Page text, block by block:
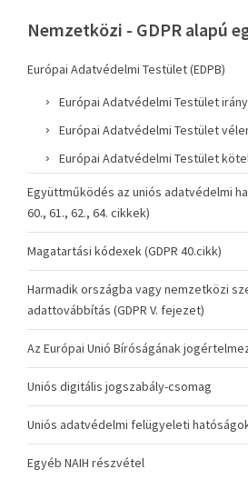
Nemzetközi - GDPR alapú
Európai Adatvédelmi Testület (EDPB)
Európai Adatvédelmi Testület
Európai Adatvédelmi Testület
Európai Adatvédelmi Testület
Együttműködés az uniós adatvédelmi
60., 61., 62., 64. cikkek)
Magatartási kódexek (GDPR 40.cikk)
Harmadik országba vagy nemzetközi
adattovábbítás (GDPR V. fejezet)
Az Európai Unió Bíróságának
Uniós digitális jogszabály-csomag
Uniós adatvédelmi felügyeleti
Egyéb NAIH részvétel